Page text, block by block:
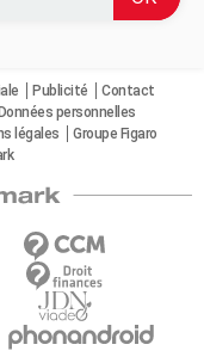
Publicité
Contact
Données personnelles
légales
Groupe Figaro